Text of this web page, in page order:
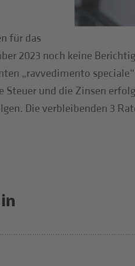
für das
2023 noch keine
„ravvedimento
und die Zinsen
Die verbleibenden 3